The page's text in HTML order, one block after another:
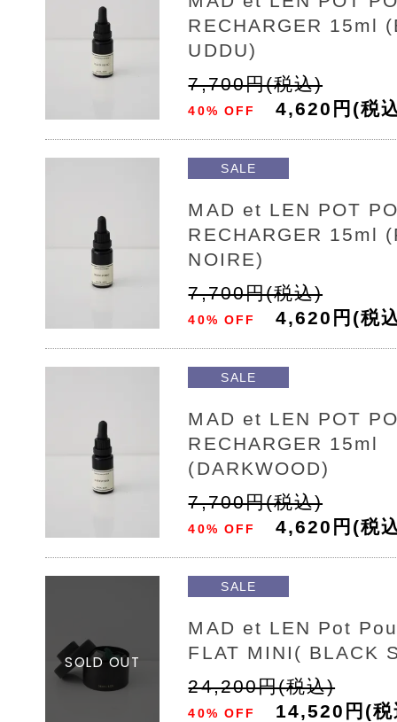
RECHARGER 15ml
UDDU)
7,700円(税込)
40% OFF 4,620円(税
SALE
MAD et LEN POT
RECHARGER 15ml
NOIRE)
7,700円(税込)
40% OFF 4,620円(税
SALE
MAD et LEN POT
RECHARGER 15ml
(DARKWOOD)
7,700円(税込)
40% OFF 4,620円(税
SALE
MAD et LEN Pot
FLAT MINI( BLACK
24,200円(税込)
40% OFF 14,520円(